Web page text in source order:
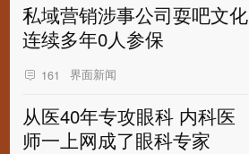
私域营销涉事公司耍吧文化
连续多年0人参保
161 界面新闻
从医40年专攻眼科 内科医
师一上网成了眼科专家